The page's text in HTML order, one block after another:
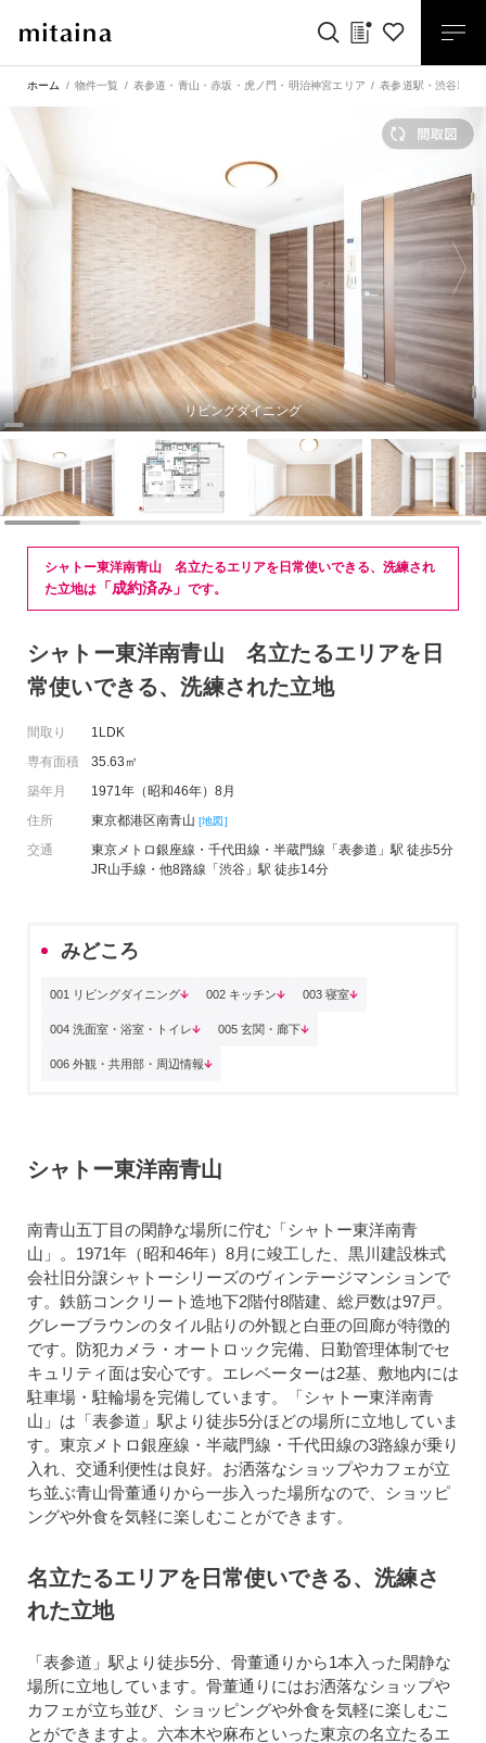
ホーム 物件一覧 表参道・青山・赤坂・虎ノ門・明治神宮エリア 表参道駅 ・渋谷駅
リビングダイニング
シャトー東洋南青山 名立たるエリアを日常使いできる、洗練され
た立地は 「成約済み」 です。
シャトー東洋南青山 名立たるエリアを日
常使いできる、洗練された立地
間取り
1LDK
専有面積
35.63㎡
築年月
1971年（昭和46年）8月
住所
東京都港区南青山 [地図]
交通
東京メトロ銀座線・千代田線・半蔵門線「表参道」駅 徒歩5分
JR山手線・他8路線「渋谷」駅 徒歩14分
みどころ
001 リビングダイニング 002 キッチン 003 寝室
004 洗面室・浴室・トイレ 005 玄関・廊下
006 外観・共用部・周辺情報
シャトー東洋南青山
南青山五丁目の閑静な場所に佇む「シャトー東洋南青
山」。1971年（昭和46年）8月に竣工した、黒川建設株式
会社旧分譲シャトーシリーズのヴィンテージマンションで
す。鉄筋コンクリート造地下2階付8階建、総戸数は97戸。
グレーブラウンのタイル貼りの外観と白亜の回廊が特徴的
です。防犯カメラ・オートロック完備、日勤管理体制でセ
キュリティ面は安心です。エレベーターは2基、敷地内には
駐車場・駐輪場を完備しています。「シャトー東洋南青
山」は「表参道」駅より徒歩5分ほどの場所に立地していま
す。東京メトロ銀座線・半蔵門線・千代田線の3路線が乗り
入れ、交通利便性は良好。お洒落なショップやカフェが立
ち並ぶ青山骨董通りから一歩入った場所なので、ショッピ
ングや外食を気軽に楽しむことができます。
名立たるエリアを日常使いできる、洗練さ
れた立地
「表参道」駅より徒歩5分、骨董通りから1本入った閑静な
場所に立地しています。骨董通りにはお洒落なショップや
カフェが立ち並び、ショッピングや外食を気軽に楽しむこ
とができますよ。六本木や麻布といった東京の名立たるエ